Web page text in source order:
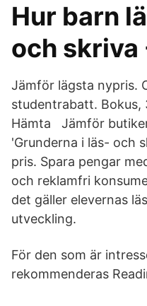
Hur barn
och skriva
Jämför lägsta nypris.
studentrabatt. Bokus,
Hämta Jämför
'Grunderna i läs- och
pris. Spara pengar
och reklamfri
det gäller elevernas
utveckling.
För den som är
rekommenderas